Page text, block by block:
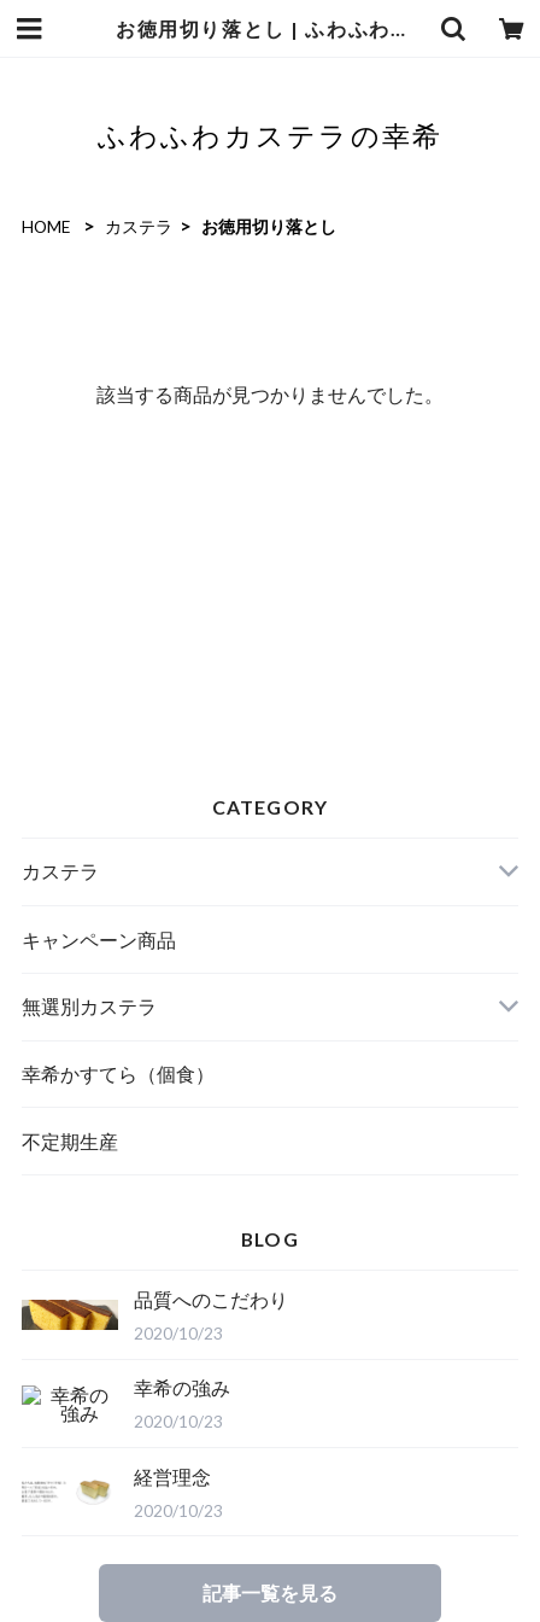
お徳用切り落とし | ふわふわカステラの幸希
ふわふわカステラの幸希
HOME カステラ お徳用切り落とし
該当する商品が見つかりませんでした。
CATEGORY
カステラ
キャンペーン商品
無選別カステラ
幸希かすてら（個食）
不定期生産
BLOG
品質へのこだわり
2020/10/23
幸希の強み
2020/10/23
経営理念
2020/10/23
記事一覧を見る